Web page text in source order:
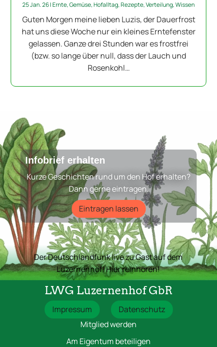
25 Jan. 26|Ernte,Gemüse,Hofalltag,Rezepte,Verteilung,Wissen
Guten Morgen meine lieben Luzis, der Dauerfrost
hat uns diese Woche nur ein kleines Erntefenster
gelassen. Ganze drei Stunden war es frostfrei
(bzw. so lange über null, dass der Lauch und
Rosenkohl…
Infobrief erhalten
Kurze Geschichten rund um den Hof erhalten?
Dann gerne eintragen.
Eintragen lassen
Der Deutschlandfunk live zu Gast auf dem
Luzernenhof! Hier reinhören!
LWG Luzernenhof GbR
Impressum
Datenschutz
Mitglied werden
Am Eigentum beteiligen